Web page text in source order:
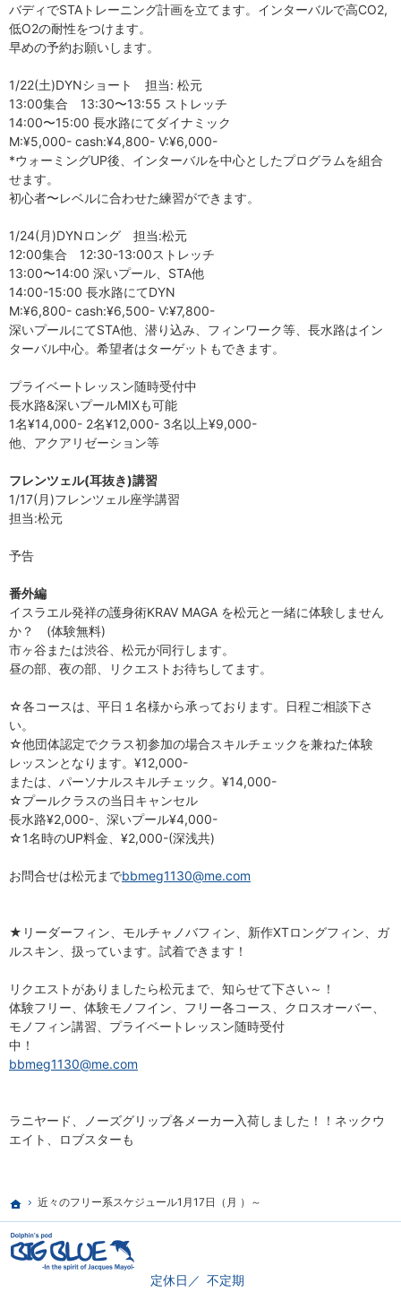
バディでSTAトレーニング計画を立てます。インターバルで高CO2,
低O2の耐性をつけます。
早めの予約お願いします。
1/22(土)DYNショート 担当: 松元
13:00集合 13:30〜13:55 ストレッチ
14:00〜15:00 長水路にてダイナミック
M:¥5,000- cash:¥4,800- V:¥6,000-
*ウォーミングUP後、インターバルを中心としたプログラムを組合
せます。
初心者〜レベルに合わせた練習ができます。
1/24(月)DYNロング 担当:松元
12:00集合 12:30-13:00ストレッチ
13:00〜14:00 深いプール、STA他
14:00-15:00 長水路にてDYN
M:¥6,800- cash:¥6,500- V:¥7,800-
深いプールにてSTA他、潜り込み、フィンワーク等、長水路はイン
ターバル中心。希望者はターゲットもできます。
プライベートレッスン随時受付中
長水路&深いプールMIXも可能
1名¥14,000- 2名¥12,000- 3名以上¥9,000-
他、アクアリゼーション等
フレンツェル(耳抜き)講習
1/17(月)フレンツェル座学講習
担当:松元
予告
番外編
イスラエル発祥の護身術KRAV MAGA を松元と一緒に体験しません
か？ (体験無料)
市ヶ谷または渋谷、松元が同行します。
昼の部、夜の部、リクエストお待ちしてます。
☆各コースは、平日１名様から承っております。日程ご相談下さ
い。
☆他団体認定でクラス初参加の場合スキルチェックを兼ねた体験
レッスンとなります。¥12,000-
または、パーソナルスキルチェック。¥14,000-
☆プールクラスの当日キャンセル
長水路¥2,000-、深いプール¥4,000-
☆1名時のUP料金、¥2,000-(深浅共)
お問合せは松元までbbmeg1130@me.com
★リーダーフィン、モルチャノバフィン、新作XTロングフィン、ガ
ルスキン、扱っています。試着できます！
リクエストがありましたら松元まで、知らせて下さい～！
体験フリー、体験モノフイン、フリー各コース、クロスオーバー、
モノフィン講習、プライベートレッスン随時受付
中！
bbmeg1130@me.com
ラニヤード、ノーズグリップ各メーカー入荷しました！！ネックウ
エイト、ロブスターも
ホーム
近々のフリー系スケジュール1月17日（月 ）～
定休日 不定期